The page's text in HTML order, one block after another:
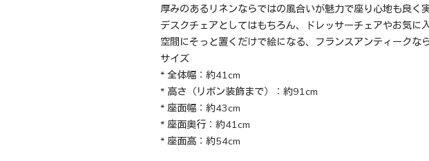
厚みのあるリネンならではの風合いが魅力で座り心地も良く
デスクチェアとしてはもちろん、ドレッサーチェアやお気に
空間にそっと置くだけで絵になる、フランスアンティークな
サイズ
* 全体幅：約41cm
* 高さ（リボン装飾まで）：約91cm
* 座面幅：約43cm
* 座面奥行：約41cm
* 座面高：約54cm